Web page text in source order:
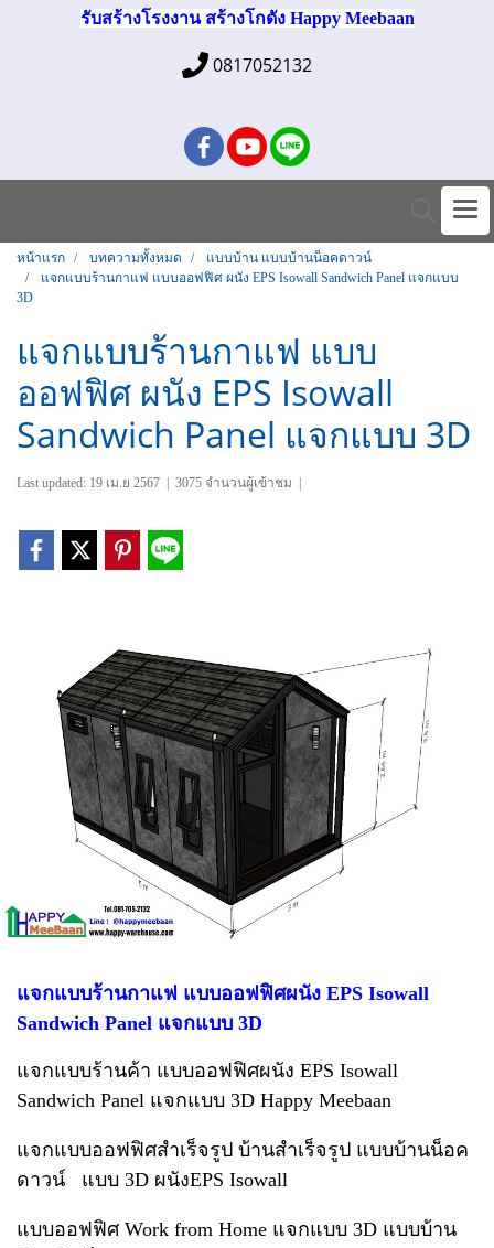
รับสร้างโรงงาน สร้างโกดัง Happy Meebaan
0817052132
หน้าแรก บทความทั้งหมด
แบบบ้าน แบบบ้านน็อคดาวน์
แจกแบบร้านกาแฟ แบบออฟฟิศ ผนัง EPS Isowall Sandwich Panel แจกแบบ
3D
แจกแบบร้านกาแฟ แบบ
ออฟฟิศ ผนัง EPS Isowall
Sandwich Panel แจกแบบ 3D
Last updated: 19 เม.ย 2567 3075 จำนวนผู้เข้าชม
แจกแบบร้านกาแฟ แบบออฟฟิศผนัง EPS Isowall
Sandwich Panel แจกแบบ 3D
แจกแบบร้านค้า แบบออฟฟิศผนัง EPS Isowall
Sandwich Panel แจกแบบ 3D Happy Meebaan
แจกแบบออฟฟิศสำเร็จรูป บ้านสำเร็จรูป แบบบ้านน็อค
ดาวน์ แบบ 3D ผนังEPS Isowall
แบบออฟฟิศ Work from Home แจกแบบ 3D แบบบ้าน